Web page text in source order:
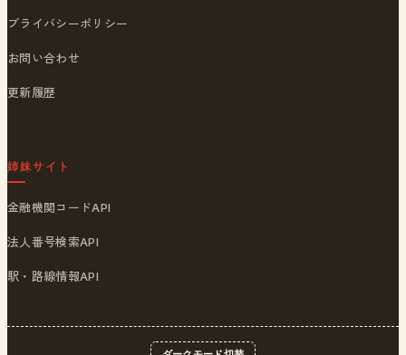
プライバシーポリシー
お問い合わせ
更新履歴
姉妹サイト
金融機関コードAPI
法人番号検索API
駅・路線情報API